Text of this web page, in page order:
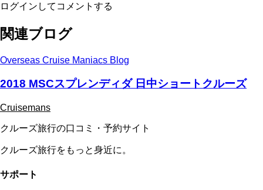
ログインしてコメントする
関連ブログ
Overseas Cruise Maniacs Blog
2018 MSCスプレンディダ 日中ショートクルーズ
Cruisemans
クルーズ旅行の口コミ・予約サイト
クルーズ旅行をもっと身近に。
サポート